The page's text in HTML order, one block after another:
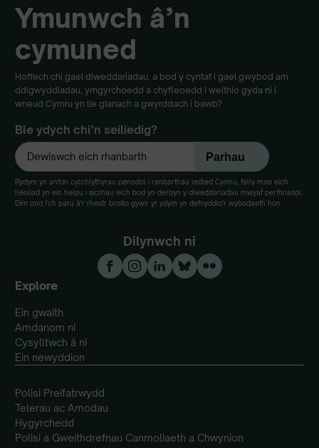
Ymunwch â’n
cymuned
Hoffech chi gael diweddariadau, a bod y cyntaf i gael gwybod am
ddigwyddiadau, ymgyrchoedd a chyfleoedd i weithio gyda ni i
wneud Cymru yn lle glanach a gwyrddach i bawb?
Ble ydych chi’n seiliedig?
Rydym yn anfon cylchlythyrau penodol i ranbarthau ledled Cymru, felly mae eich
lleoliad yn ein helpu i sicrhau eich bod yn derbyn y diweddariadau mwyaf perthnasol.
Dim ond i'ch paru â'r rhestr bostio gywir yr ydym yn defnyddio'r wybodaeth hon.
Dilynwch ni
Explore
Ein gwaith
Amdanom ni
Cysylltwch â ni
Ein newyddion
Polisi Preifatrwydd
Telerau ac Amodau
Hygyrchedd
Polisi a Gweithdrefnau Canmoliaeth a Chwynion